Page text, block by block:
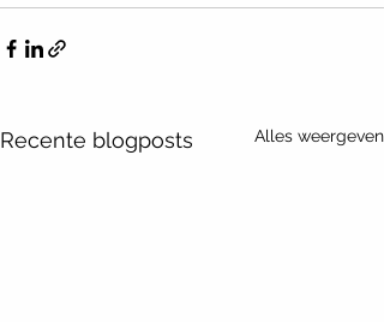
Recente blogposts Alles weergeven